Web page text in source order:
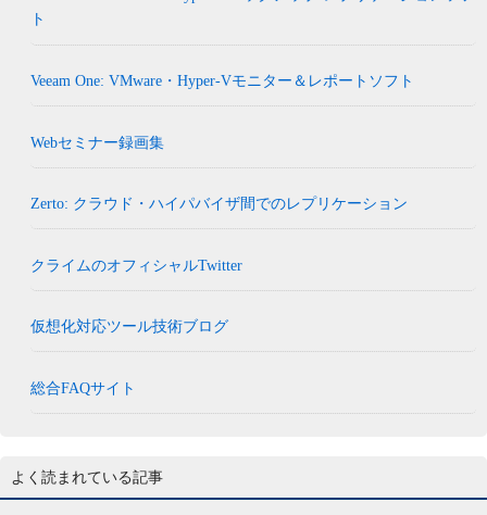
ト
Veeam One: VMware・Hyper-Vモニター＆レポートソフト
Webセミナー録画集
Zerto: クラウド・ハイパバイザ間でのレプリケーション
クライムのオフィシャルTwitter
仮想化対応ツール技術ブログ
総合FAQサイト
よく読まれている記事